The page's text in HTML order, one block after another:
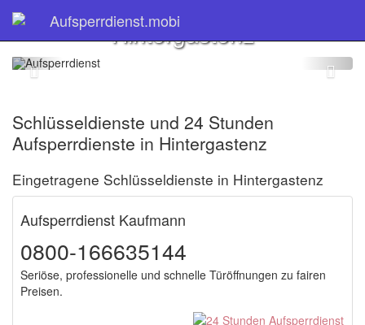
Aufsperrdienst.mobi
Schlüsseldienst
Hintergastenz
Schlüsseldienste und 24 Stunden
Aufsperrdienste in Hintergastenz
Eingetragene Schlüsseldienste in Hintergastenz
Aufsperrdienst Kaufmann
0800-166635144
Seriöse, professionelle und schnelle Türöffnungen zu fairen
Preisen.